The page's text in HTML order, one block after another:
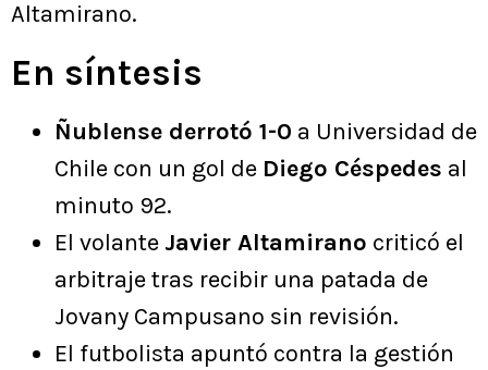
Altamirano.
En síntesis
Ñublense derrotó 1-0 a Universidad de
Chile con un gol de Diego Céspedes al
minuto 92.
El volante Javier Altamirano criticó el
arbitraje tras recibir una patada de
Jovany Campusano sin revisión.
El futbolista apuntó contra la gestión